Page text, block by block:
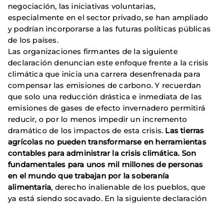
negociación, las iniciativas voluntarias,
especialmente en el sector privado, se han ampliado
y podrían incorporarse a las futuras políticas públicas
de los países.
Las organizaciones firmantes de la siguiente
declaración denuncian este enfoque frente a la crisis
climática que inicia una carrera desenfrenada para
compensar las emisiones de carbono. Y recuerdan
que solo una reducción drástica e inmediata de las
emisiones de gases de efecto invernadero permitirá
reducir, o por lo menos impedir un incremento
dramático de los impactos de esta crisis. Las tierras
agrícolas no pueden transformarse en herramientas
contables para administrar la crisis climática. Son
fundamentales para unos mil millones de personas
en el mundo que trabajan por la soberanía
alimentaria, derecho inalienable de los pueblos, que
ya está siendo socavado. En la siguiente declaración